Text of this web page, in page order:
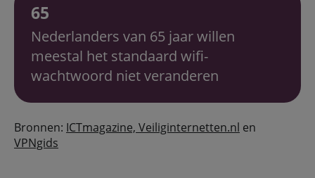
65
Nederlanders van 65 jaar willen
meestal het standaard wifi-
wachtwoord niet veranderen
Bronnen: ICTmagazine, Veiliginternetten.nl en
VPNgids